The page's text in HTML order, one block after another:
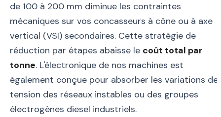
de 100 à 200 mm diminue les contraintes
mécaniques sur vos concasseurs à cône ou à axe
vertical (VSI) secondaires. Cette stratégie de
réduction par étapes abaisse le coût total par
tonne. L'électronique de nos machines est
également conçue pour absorber les variations de
tension des réseaux instables ou des groupes
électrogènes diesel industriels.